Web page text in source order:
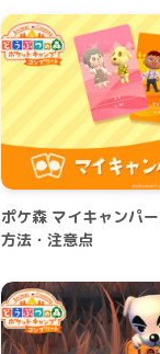
ポケ森 マイキャンパ
方法・注意点